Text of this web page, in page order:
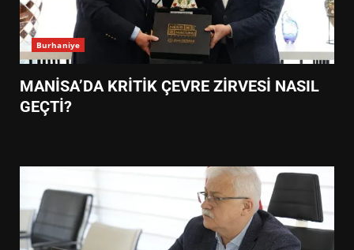
Burhaniye
MANİSA’DA KRİTİK ÇEVRE ZİRVESİ NASIL
GEÇTİ?